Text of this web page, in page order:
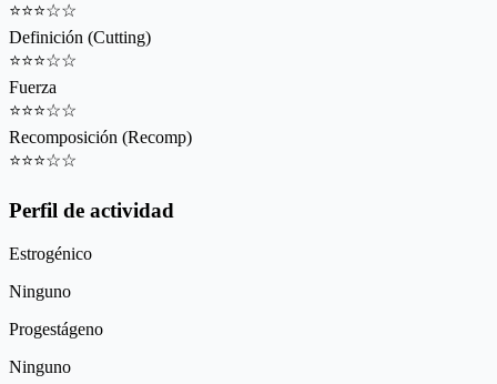
⭐⭐⭐☆☆
Definición (Cutting)
⭐⭐⭐☆☆
Fuerza
⭐⭐⭐☆☆
Recomposición (Recomp)
⭐⭐⭐☆☆
Perfil de actividad
Estrogénico
Ninguno
Progestágeno
Ninguno